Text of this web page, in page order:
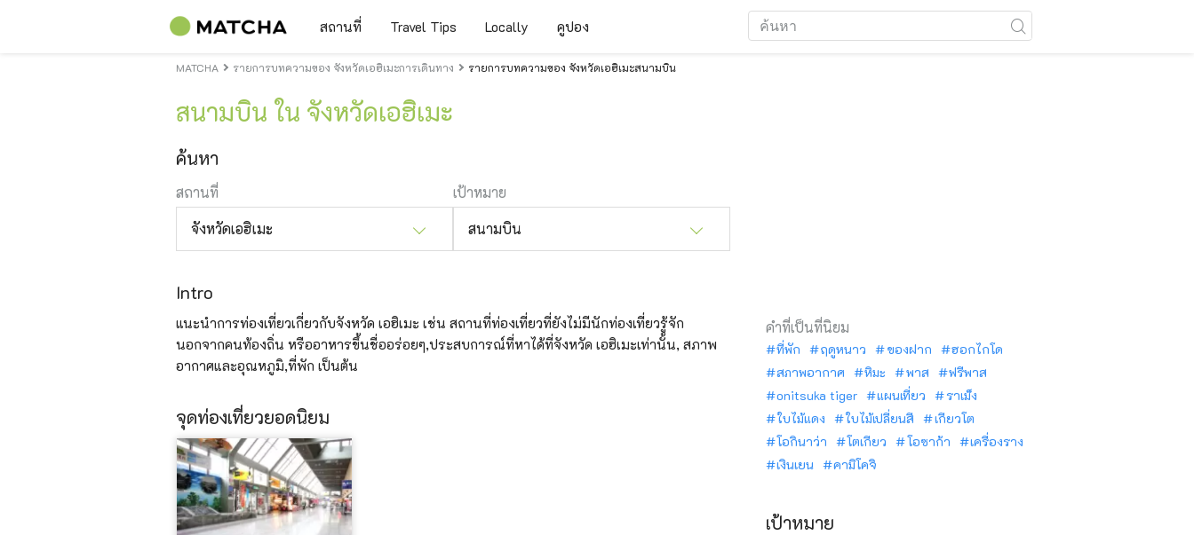
สถานที่ Travel Tips Locally คูปอง
MATCHA รายการบทความของ จังหวัดเอฮิเมะการเดินทาง รายการบทความของ จังหวัดเอฮิเมะสนามบิน
สนามบิน ใน จังหวัดเอฮิเมะ
ค้นหา
สถานที่
จังหวัดเอฮิเมะ
เป้าหมาย
สนามบิน
Intro
แนะนำการท่องเที่ยวเกี่ยวกับจังหวัด เอฮิเมะ เช่น สถานที่ท่องเที่ยวที่ยังไม่มีนักท่องเที่ยวรู้จัก
นอกจากคนท้องถิ่น หรืออาหารขึ้นชื่ออร่อยๆ,ประสบการณ์ที่หาได้ที่จังหวัด เอฮิเมะเท่านั้น, สภาพ
อากาศและอุณหภูมิ,ที่พัก เป็นต้น
จุดท่องเที่ยวยอดนิยม
คำที่เป็นที่นิยม
ที่พัก ฤดูหนาว ของฝาก
ฮอกไกโด
สภาพอากาศ
หิมะ พาส
ฟรีพาส
onitsuka tiger
แผนเที่ยว
ราเม็ง
ใบไม้แดง
ใบไม้เปลี่ยนสี
เกียวโต
โอกินาว่า
โตเกียว โอซาก้า
เครื่องราง
เงินเยน
คามิโคจิ
เป้าหมาย